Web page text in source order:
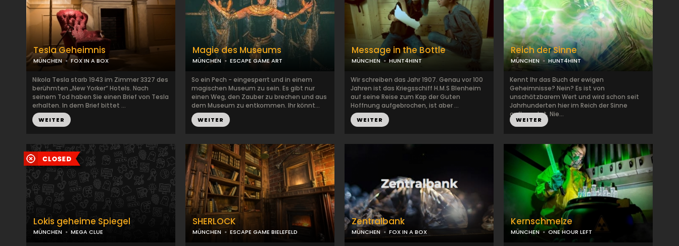
Tesla Geheimnis
MÜNCHEN FOX IN A BOX
Nikola Tesla starb 1943 im Zimmer 3327 des
berühmten „New Yorker“ Hotels. Nach
seinem Tod haben Sie einen Brief von Tesla
erhalten. In dem Brief bittet ...
WEITER
Magie des Museums
MÜNCHEN ESCAPE GAME ART
So ein Pech - eingesperrt und in einem
magischen Museum zu sein. Es gibt nur
einen Weg, den Zauber zu brechen und aus
dem Museum zu entkommen. Ihr könnt...
WEITER
Message in the Bottle
MÜNCHEN HUNT4HINT
Wir schreiben das Jahr 1907. Genau vor 100
Jahren ist das Kriegsschiff H.M.S Blenheim
auf seine Reise zum Kap der Guten
Hoffnung aufgebrochen, ist aber ...
WEITER
Reich der Sinne
MÜNCHEN HUNT4HINT
Kennt Ihr das Buch der ewigen
Geheimnisse? Nein? Es ist von
unschätzbarem Wert und wird schon seit
Jahrhunderten hier im Reich der Sinne
aufbewahrt. Nie...
WEITER
Lokis geheime Spiegel
MÜNCHEN MEGA CLUE
SHERLOCK
MÜNCHEN ESCAPE GAME BIELEFELD
Zentralbank
MÜNCHEN FOX IN A BOX
Kernschmelze
MÜNCHEN ONE HOUR LEFT